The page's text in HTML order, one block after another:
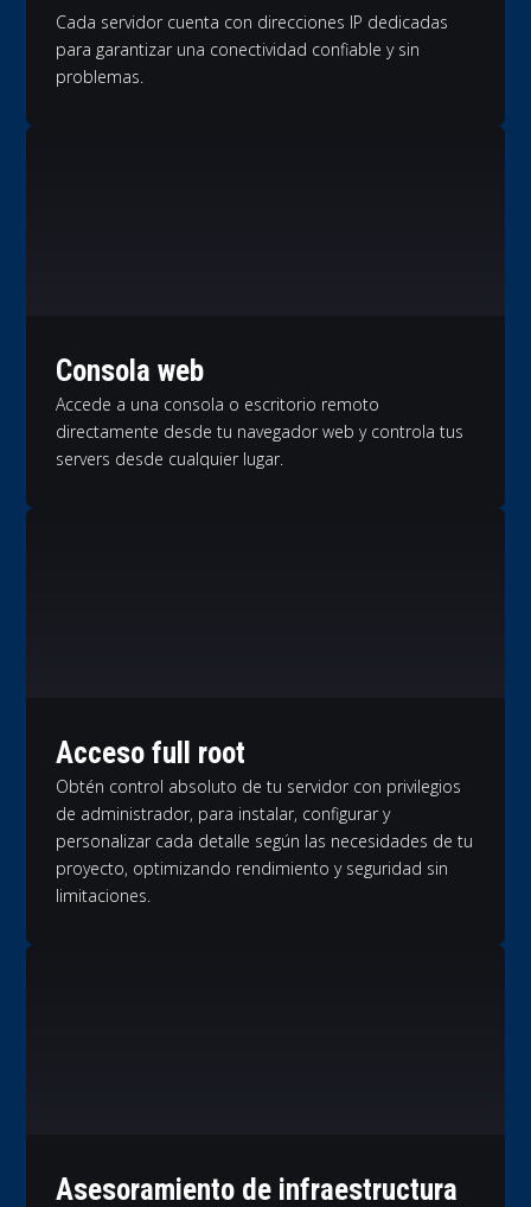
Cada servidor cuenta con direcciones IP dedicadas
para garantizar una conectividad confiable y sin
problemas.
Consola web
Accede a una consola o escritorio remoto
directamente desde tu navegador web y controla tus
servers desde cualquier lugar.
Acceso full root
Obtén control absoluto de tu servidor con privilegios
de administrador, para instalar, configurar y
personalizar cada detalle según las necesidades de tu
proyecto, optimizando rendimiento y seguridad sin
limitaciones.
Asesoramiento de infraestructura